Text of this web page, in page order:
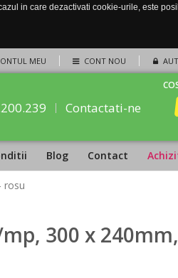
in care dezactivati cookie-urile, este
MEU CONT NOU
Contactati-ne
Blog Contact
rosu
300 x 240mm,